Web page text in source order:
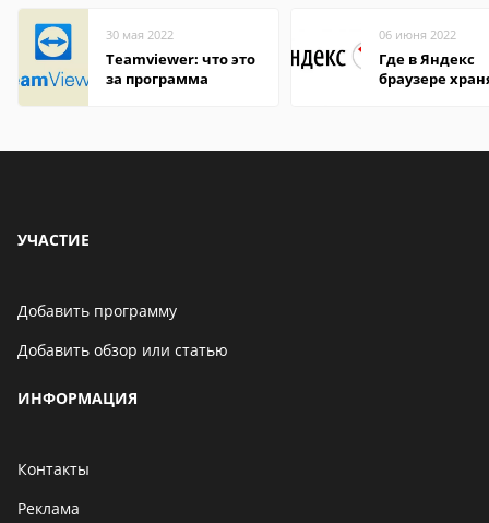
30 мая 2022
Teamviewer: что это
за программа
06 июня 2022
Где в Яндекс
браузере
УЧАСТИЕ
Добавить программу
Добавить обзор или статью
ИНФОРМАЦИЯ
Контакты
Реклама